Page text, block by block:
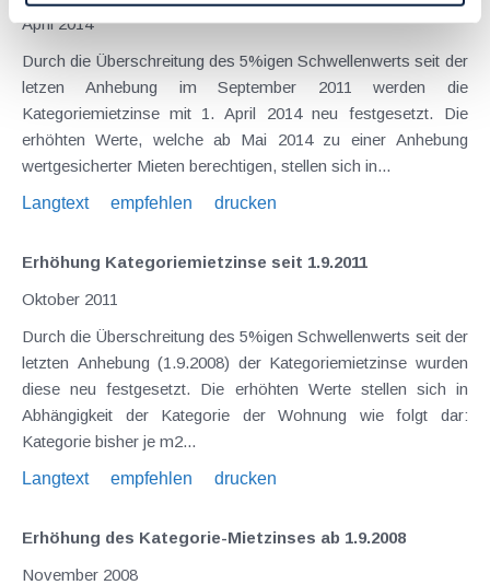
April 2014
Durch die Überschreitung des 5%igen Schwellenwerts seit der
letzen Anhebung im September 2011 werden die
Kategoriemietzinse mit 1. April 2014 neu festgesetzt. Die
erhöhten Werte, welche ab Mai 2014 zu einer Anhebung
wertgesicherter Mieten berechtigen, stellen sich in...
Langtext
empfehlen drucken
Erhöhung Kategoriemietzinse seit 1.9.2011
Oktober 2011
Durch die Überschreitung des 5%igen Schwellenwerts seit der
letzten Anhebung (1.9.2008) der Kategoriemietzinse wurden
diese neu festgesetzt. Die erhöhten Werte stellen sich in
Abhängigkeit der Kategorie der Wohnung wie folgt dar:
Kategorie bisher je m2...
Langtext
empfehlen drucken
Erhöhung des Kategorie-Mietzinses ab 1.9.2008
November 2008